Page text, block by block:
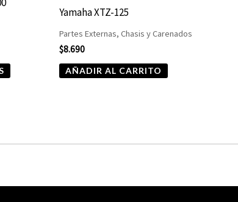
de
producto
Yamaha XTZ-125
Partes Externas, Chasis y Carenados
$8.690
AÑADIR AL CARRITO